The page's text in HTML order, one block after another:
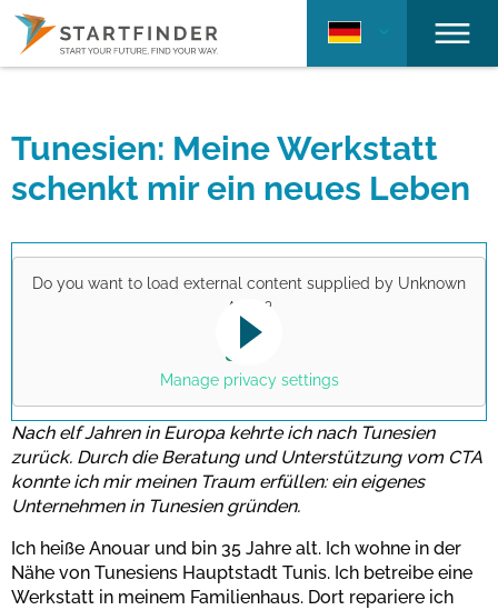
Tunesien: Meine Werkstatt
schenkt mir ein neues Leben
Do you want to load external content supplied by Unknown
Apps ?
Yes
Manage privacy settings
This link opens a YouTube video. Please
note the data protection regulations valid
for this site.
Bestätigen
Nach elf Jahren in Europa kehrte ich nach Tunesien
zurück. Durch die Beratung und Unterstützung vom CTA
konnte ich mir meinen Traum erfüllen: ein eigenes
Unternehmen in Tunesien gründen.
Ich heiße Anouar und bin 35 Jahre alt. Ich wohne in der
Nähe von Tunesiens Hauptstadt Tunis. Ich betreibe eine
Werkstatt in meinem Familienhaus. Dort repariere ich